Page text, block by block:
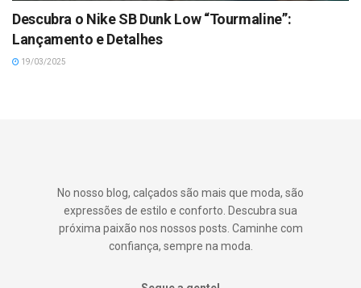
Descubra o Nike SB Dunk Low “Tourmaline”:
Lançamento e Detalhes
19/03/2025
No nosso blog, calçados são mais que moda, são
expressões de estilo e conforto. Descubra sua
próxima paixão nos nossos posts. Caminhe com
confiança, sempre na moda.